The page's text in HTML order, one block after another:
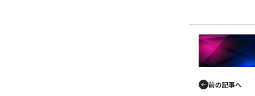
前の記事へ